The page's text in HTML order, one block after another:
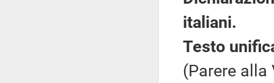
italiani.
Testo
(Parere alla